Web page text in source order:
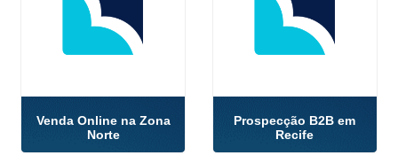
Venda Online na Zona
Norte
Prospecção B2B em
Recife